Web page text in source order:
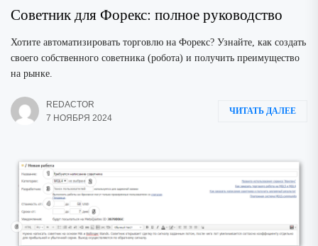
Советник для Форекс: полное руководство
Хотите автоматизировать торговлю на Форекс? Узнайте, как создать
своего собственного советника (робота) и получить преимущество
на рынке.
REDACTOR
7 НОЯБРЯ 2024
ЧИТАТЬ ДАЛЕЕ